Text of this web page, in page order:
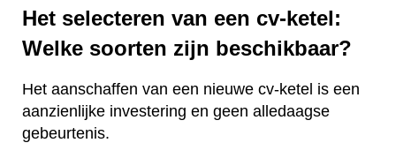
Het selecteren van een cv-ketel:
Welke soorten zijn beschikbaar?
Het aanschaffen van een nieuwe cv-ketel is een
aanzienlijke investering en geen alledaagse
gebeurtenis.